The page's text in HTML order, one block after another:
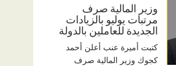
وزير المالية صرف
مرتبات يوليو بالزيادات
الجديدة للعاملين بالدولة
كتبت أميرة عنب أعلن أحمد
كجوك وزير المالية صرف